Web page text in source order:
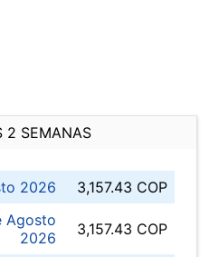
2 SEMANAS
2026
3,157.43 COP
Agosto
2026
3,157.43 COP